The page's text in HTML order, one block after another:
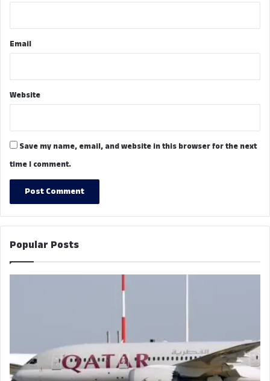
Email
Website
Save my name, email, and website in this browser for the next
time I comment.
Popular Posts